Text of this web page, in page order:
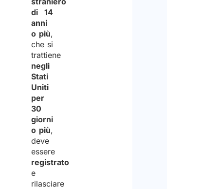
di 14
anni
o più,
che si
trattiene
negli
Stati
Uniti
per
30
giorni
o più,
deve
essere
registrato
e
rilasciare